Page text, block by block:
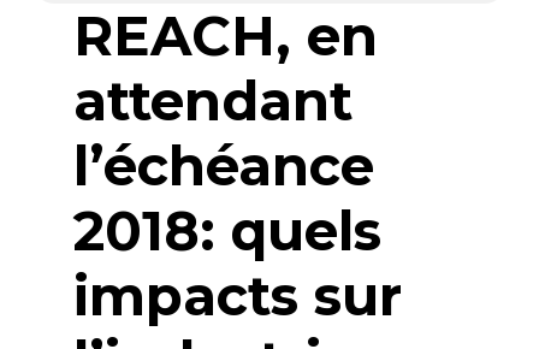
REACH, en
attendant
l’échéance
2018: quels
impacts sur